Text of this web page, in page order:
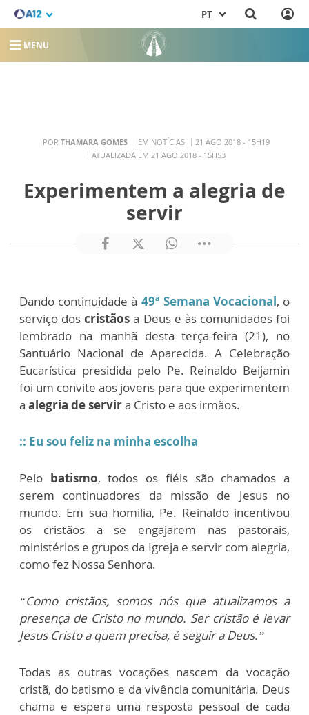
PT
MENU
POR THAMARA GOMES EM NOTÍCIAS
21 AGO 2018 - 15H19
ATUALIZADA EM 21 AGO 2018 - 15H53
Experimentem a alegria de
servir
Dando continuidade à 49ª Semana Vocacional, o
serviço doscristãos a Deus e às comunidades foi
lembrado na manhã desta terça-feira (21), no
Santuário Nacional de Aparecida. A Celebração
Eucarística presidida pelo Pe. Reinaldo Beijamin
foi um convite aos jovens para que experimentem
a alegria de servira Cristo e aos irmãos.
:: Eu sou feliz na minha escolha
Pelo batismo, todos os fiéis são chamados a
serem continuadores da missão de Jesus no
mundo. Em sua homilia, Pe. Reinaldo incentivou
os cristãos a se engajarem nas pastorais,
ministérios e grupos da Igreja e servir com alegria,
como fez Nossa Senhora.
“Como cristãos, somos nós que atualizamos a
presença de Cristo no mundo. Ser cristão é levar
Jesus Cristo a quem precisa, é seguir a Deus.”
Todas as outras vocações nascem da vocação
cristã, do batismo e da vivência comunitária. Deus
chama e espera uma resposta pessoal de cada